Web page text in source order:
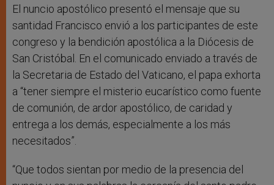
El nuncio apostólico presentó el mensaje que su
santidad Francisco envió a los participantes de este
congreso y la bendición apostólica a la Diócesis de
San Cristóbal. En el comunicado enviado a través de
la Secretaria de Estado del Vaticano, el papa exhorta
a “tener siempre el misterio eucarístico como fuente
de comunión, de ardor apostólico, de caridad y
entrega a los demás, especialmente a los más
necesitados”.
“Que todos sientan por medio de la presencia del